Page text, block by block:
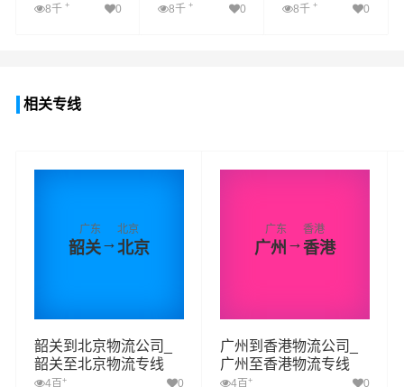
8千 + 0 8千+ 0 8千 + 0
相关专线
广东
韶关→
北京
北京
韶关到北京物流公司_
韶关至北京物流专线
4百 + 0
广东
广州 →
香港
香港
广州到香港物流公司_
广州至香港物流专线
4百 + 0